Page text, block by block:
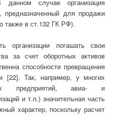
данном случае организация
предназначенный для продажи
также в ст.132 ГК РФ).
организации погашать свои
за счет оборотных активов
способности превращения
[22]. Так, например, у многих
предприятий, авиа- и
и т.п.) значительная часть
характер, поскольку расчет